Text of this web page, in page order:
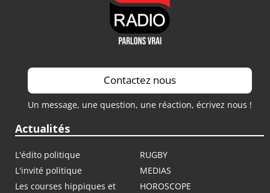
Contactez nous
Un message, une question, une réaction, écrivez nous !
Actualités
L'édito politique
RUGBY
L'invité politique
MEDIAS
Les courses hippiques et
HOROSCOPE